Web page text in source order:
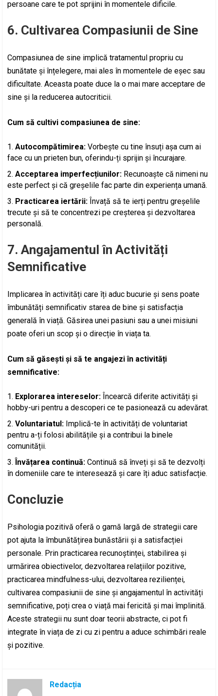
persoane care te pot sprijini în momentele dificile.
6. Cultivarea Compasiunii de Sine
Compasiunea de sine implică tratamentul propriu cu
bunătate și înțelegere, mai ales în momentele de eșec sau
dificultate. Aceasta poate duce la o mai mare acceptare de
sine și la reducerea autocriticii.
Cum să cultivi compasiunea de sine:
Autocompătimirea: Vorbește cu tine însuți așa cum ai
face cu un prieten bun, oferindu-ți sprijin și încurajare.
Acceptarea imperfecțiunilor: Recunoaște că nimeni nu
este perfect și că greșelile fac parte din experiența umană.
Practicarea iertării: Învață să te ierți pentru greșelile
trecute și să te concentrezi pe creșterea și dezvoltarea
personală.
7. Angajamentul în Activități
Semnificative
Implicarea în activități care îți aduc bucurie și sens poate
îmbunătăți semnificativ starea de bine și satisfacția
generală în viață. Găsirea unei pasiuni sau a unei misiuni
poate oferi un scop și o direcție în viața ta.
Cum să găsești și să te angajezi în activități
semnificative:
Explorarea intereselor: Încearcă diferite activități și
hobby-uri pentru a descoperi ce te pasionează cu adevărat.
Voluntariatul: Implică-te în activități de voluntariat
pentru a-ți folosi abilitățile și a contribui la binele
comunității.
Învățarea continuă: Continuă să înveți și să te dezvolți
în domeniile care te interesează și care îți aduc satisfacție.
Concluzie
Psihologia pozitivă oferă o gamă largă de strategii care
pot ajuta la îmbunătățirea bunăstării și a satisfacției
personale. Prin practicarea recunoștinței, stabilirea și
urmărirea obiectivelor, dezvoltarea relațiilor pozitive,
practicarea mindfulness-ului, dezvoltarea rezilienței,
cultivarea compasiunii de sine și angajamentul în activități
semnificative, poți crea o viață mai fericită și mai împlinită.
Aceste strategii nu sunt doar teorii abstracte, ci pot fi
integrate în viața de zi cu zi pentru a aduce schimbări reale
și pozitive.
Redacția